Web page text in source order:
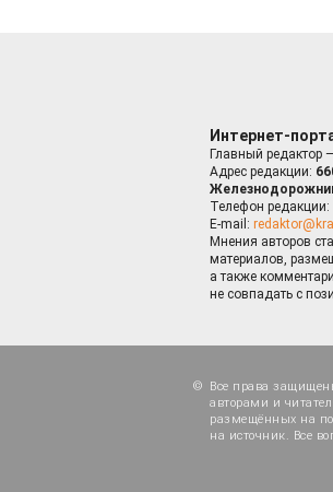
Интернет-
Главный редактор
Адрес редакции:
Телефон редакции:
E-mail:
Мнения авторов
материалов,
а также
не совпадать с
Все права
авторами и
размещённых на
на источник. Все